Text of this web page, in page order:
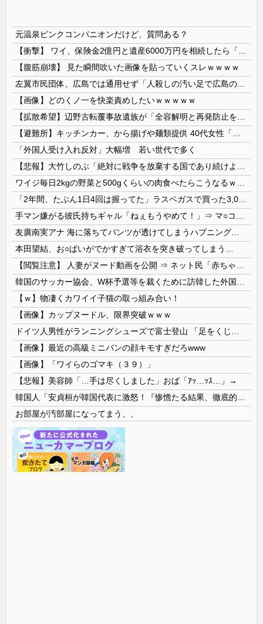
元温泉ピンクコンパニオンだけど、質問ある？
【腹筋崩壊】 見た瞬間吹いた画像を貼っていくスレｗｗｗｗ
【画像】どのくノ一を快楽責めしたいｗｗｗｗｗ
「外国人受け入れ反対」大幅増 若い世代で多く
本田望結、お○ぱいがでかすぎて浴衣を突き破ってしまう…
【ｗ】物凄くカワイイ子猫の取っ組み合い！
【画像】カップヌードル、限界突破ｗｗｗ
【画像】最近の高級ミニバンの顔キモすぎだろwww
【画像】「ワイらのゴマキ（３９）」
【悲報】美容師「…手は尽くしました」おば「ｱｯ…ｯｽ…」→
お部屋が汚部屋になってまう、、